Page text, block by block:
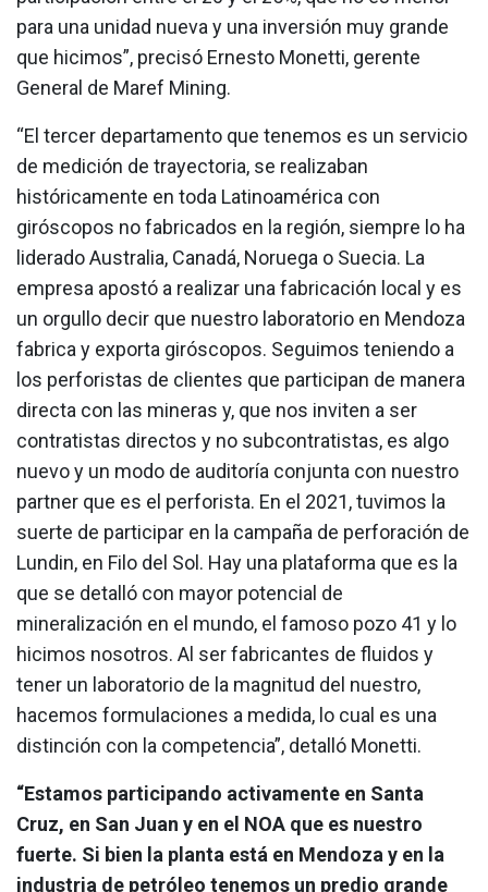
para una unidad nueva y una inversión muy grande
que hicimos”, precisó Ernesto Monetti, gerente
General de Maref Mining.
“El tercer departamento que tenemos es un servicio
de medición de trayectoria, se realizaban
históricamente en toda Latinoamérica con
giróscopos no fabricados en la región, siempre lo ha
liderado Australia, Canadá, Noruega o Suecia. La
empresa apostó a realizar una fabricación local y es
un orgullo decir que nuestro laboratorio en Mendoza
fabrica y exporta giróscopos. Seguimos teniendo a
los perforistas de clientes que participan de manera
directa con las mineras y, que nos inviten a ser
contratistas directos y no subcontratistas, es algo
nuevo y un modo de auditoría conjunta con nuestro
partner que es el perforista. En el 2021, tuvimos la
suerte de participar en la campaña de perforación de
Lundin, en Filo del Sol. Hay una plataforma que es la
que se detalló con mayor potencial de
mineralización en el mundo, el famoso pozo 41 y lo
hicimos nosotros. Al ser fabricantes de fluidos y
tener un laboratorio de la magnitud del nuestro,
hacemos formulaciones a medida, lo cual es una
distinción con la competencia”, detalló Monetti.
“Estamos participando activamente en Santa
Cruz, en San Juan y en el NOA que es nuestro
fuerte. Si bien la planta está en Mendoza y en la
industria de petróleo tenemos un predio grande